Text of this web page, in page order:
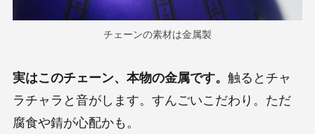
チェーンの素材は金属製
実はこのチェーン、本物の金属です。 触るとチャ
ラチャラと音がします。すんごいこだわり。ただ
腐食や錆が心配かも。